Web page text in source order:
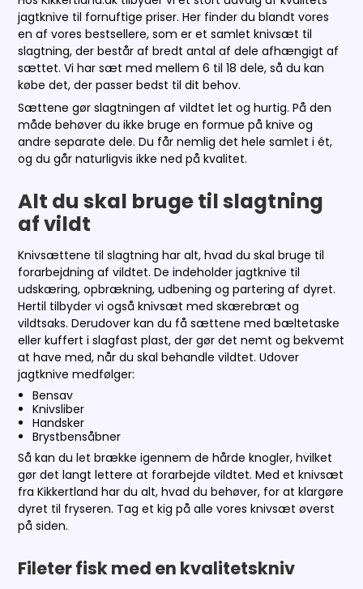
jagtknive til fornuftige priser. Her finder du blandt vores
en af vores bestsellere, som er et samlet knivsæt til
slagtning, der består af bredt antal af dele afhængigt af
sættet. Vi har sæt med mellem 6 til 18 dele, så du kan
købe det, der passer bedst til dit behov.
Sættene gør slagtningen af vildtet let og hurtig. På den
måde behøver du ikke bruge en formue på knive og
andre separate dele. Du får nemlig det hele samlet i ét,
og du går naturligvis ikke ned på kvalitet.
Alt du skal bruge til slagtning
af vildt
Knivsættene til slagtning har alt, hvad du skal bruge til
forarbejdning af vildtet. De indeholder jagtknive til
udskæring, opbrækning, udbening og partering af dyret.
Hertil tilbyder vi også knivsæt med skærebræt og
vildtsaks. Derudover kan du få sættene med bæltetaske
eller kuffert i slagfast plast, der gør det nemt og bekvemt
at have med, når du skal behandle vildtet. Udover
jagtknive medfølger:
Bensav
Knivsliber
Handsker
Brystbensåbner
Så kan du let brække igennem de hårde knogler, hvilket
gør det langt lettere at forarbejde vildtet. Med et knivsæt
fra Kikkertland har du alt, hvad du behøver, for at klargøre
dyret til fryseren. Tag et kig på alle vores knivsæt øverst
på siden.
Fileter fisk med en kvalitetskniv